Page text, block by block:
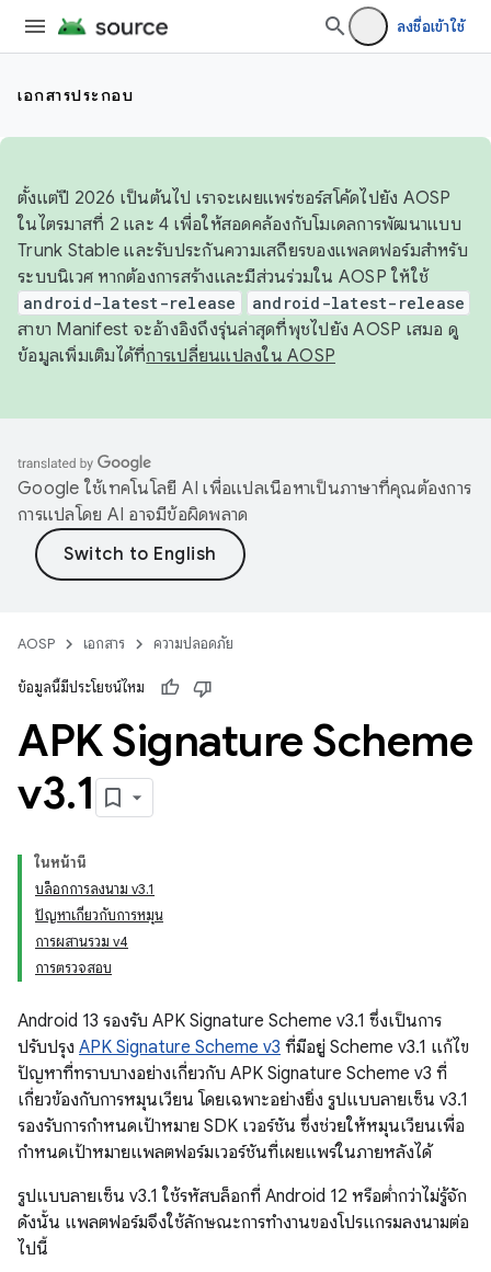
ลงชื่อเข้าใช้
เอกสารประกอบ
ตั้งแต่ปี 2026 เป็นต้นไป เราจะเผยแพร่ซอร์สโค้ดไปยัง AOSP
ในไตรมาสที่ 2 และ 4 เพื่อให้สอดคล้องกับโมเดลการพัฒนาแบบ
Trunk Stable และรับประกันความเสถียรของแพลตฟอร์มสำหรับ
ระบบนิเวศ หากต้องการสร้างและมีส่วนร่วมใน AOSP ให้ใช้
android-latest-release android-latest-release
สาขา Manifest จะอ้างอิงถึงรุ่นล่าสุดที่พุชไปยัง AOSP เสมอ ดู
ข้อมูลเพิ่มเติมได้ที่การเปลี่ยนแปลงใน AOSP
Google ใช้เทคโนโลยี AI เพื่อแปลเนื้อหาเป็นภาษาที่คุณต้องการ
การแปลโดย AI อาจมีข้อผิดพลาด
AOSP เอกสาร ความปลอดภัย
ข้อมูลนี้มีประโยชน์ไหม
APK Signature Scheme
v3.1
ในหน้านี้
บล็อกการลงนาม v3.1
ปัญหาเกี่ยวกับการหมุน
การผสานรวม v4
การตรวจสอบ
Android 13 รองรับ APK Signature Scheme v3.1 ซึ่งเป็นการ
ปรับปรุง APK Signature Scheme v3 ที่มีอยู่ Scheme v3.1 แก้ไข
ปัญหาที่ทราบบางอย่างเกี่ยวกับ APK Signature Scheme v3 ที่
เกี่ยวข้องกับการหมุนเวียน โดยเฉพาะอย่างยิ่ง รูปแบบลายเซ็น v3.1
รองรับการกำหนดเป้าหมาย SDK เวอร์ชัน ซึ่งช่วยให้หมุนเวียนเพื่อ
กำหนดเป้าหมายแพลตฟอร์มเวอร์ชันที่เผยแพร่ในภายหลังได้
รูปแบบลายเซ็น v3.1 ใช้รหัสบล็อกที่ Android 12 หรือต่ำกว่าไม่รู้จัก
ดังนั้น แพลตฟอร์มจึงใช้ลักษณะการทำงานของโปรแกรมลงนามต่อ
ไปนี้